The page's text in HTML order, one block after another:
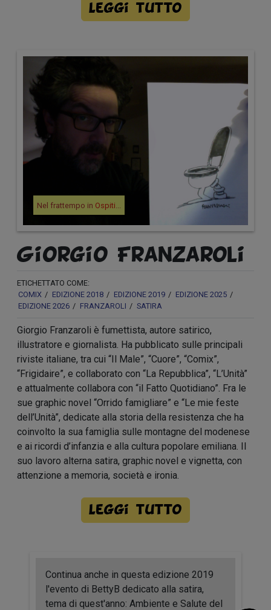
Leggi tutto
Nel frattempo in Ospiti
Giorgio Franzaroli
ETICHETTATO COME:
COMIX
EDIZIONE 2018 EDIZIONE 2019
EDIZIONE 2025
EDIZIONE 2026
FRANZAROLI SATIRA
Giorgio Franzaroli è fumettista, autore satirico,
illustratore e giornalista. Ha pubblicato sulle principali
riviste italiane, tra cui “Il Male”, “Cuore”, “Comix”,
“Frigidaire”, e collaborato con “La Repubblica”, “L’Unità”
e attualmente collabora con “il Fatto Quotidiano”. Fra le
sue graphic novel “Orrido famigliare” e “Le mie feste
dell’Unità”, dedicate alla storia della resistenza che ha
coinvolto la sua famiglia sulle montagne del modenese
e ai ricordi d’infanzia e alla cultura popolare emiliana. Il
suo lavoro alterna satira, graphic novel e vignetta, con
attenzione a memoria, società e ironia.
Leggi tutto
Continua anche in questa edizione 2019
l'evento di BettyB dedicato alla satira,
tema di quest'anno: Ambiente e Salute del